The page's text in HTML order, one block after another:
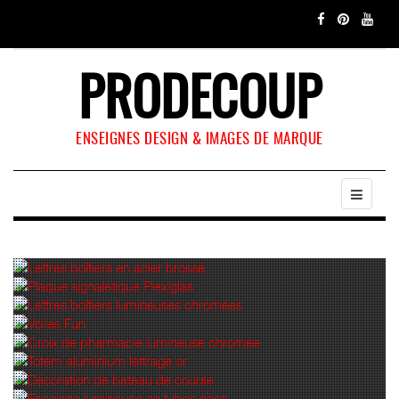
PRODECOUP
ENSEIGNES DESIGN & IMAGES DE MARQUE